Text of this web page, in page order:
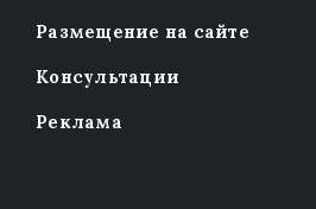
Размещение на сайте
Консультации
Реклама